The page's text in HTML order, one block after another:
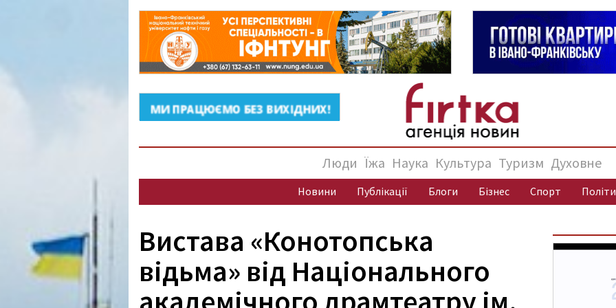
Люди Їжа Наука Культура Туризм Духовне
Новини Публікації Блоги Бізнес Спорт
Вистава «Конотопська
відьма» від Національного
академічного драмтеатру ім.